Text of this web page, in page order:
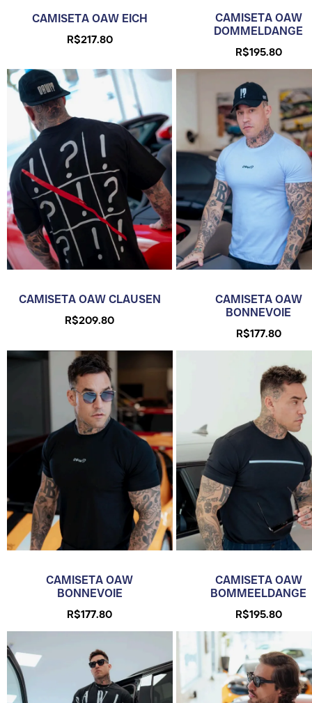
CAMISETA OAW EICH
R$217.80
CAMISETA OAW
DOMMELDANGE
R$195.80
CAMISETA OAW CLAUSEN
R$209.80
CAMISETA OAW
BONNEVOIE
R$177.80
CAMISETA OAW
BONNEVOIE
R$177.80
CAMISETA OAW
BOMMEELDANGE
R$195.80